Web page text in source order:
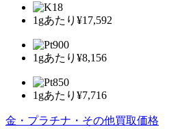
1gあたり ¥17,592
1gあたり ¥8,156
1gあたり ¥7,716
金・プラチナ・その他買取価格